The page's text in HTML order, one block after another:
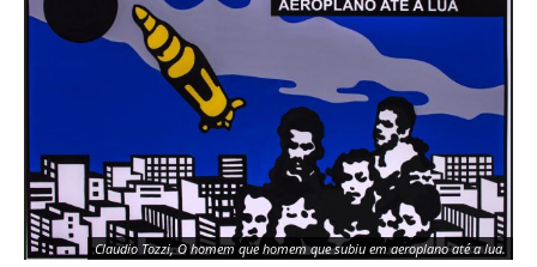
Claudio Tozzi, O homem que homem que subiu em aeroplano até a lua.